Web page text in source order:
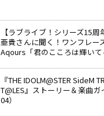
【ラブライブ！シリーズ15
亜貴さんに聞く！ワンフレー
Aqours「君のこころは輝いて
『THE IDOLM@STER SideM
T@LES』ストーリー＆楽曲
04）